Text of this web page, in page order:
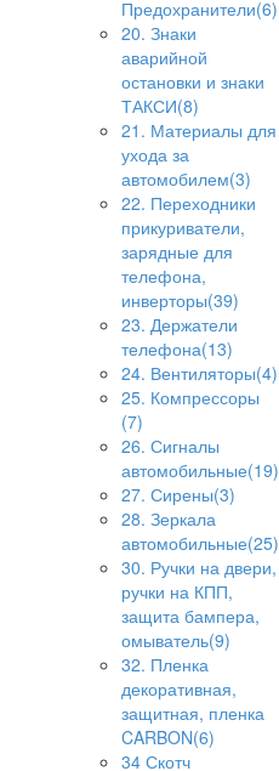
Предохранители(6)
20. Знаки
аварийной
остановки и знаки
ТАКСИ(8)
21. Материалы для
ухода за
автомобилем(3)
22. Переходники
прикуриватели,
зарядные для
телефона,
инверторы(39)
23. Держатели
телефона(13)
24. Вентиляторы(4)
25. Компрессоры
(7)
26. Сигналы
автомобильные(19)
27. Сирены(3)
28. Зеркала
автомобильные(25)
30. Ручки на двери,
ручки на КПП,
защита бампера,
омыватель(9)
32. Пленка
декоративная,
защитная, пленка
CARBON(6)
34 Скотч